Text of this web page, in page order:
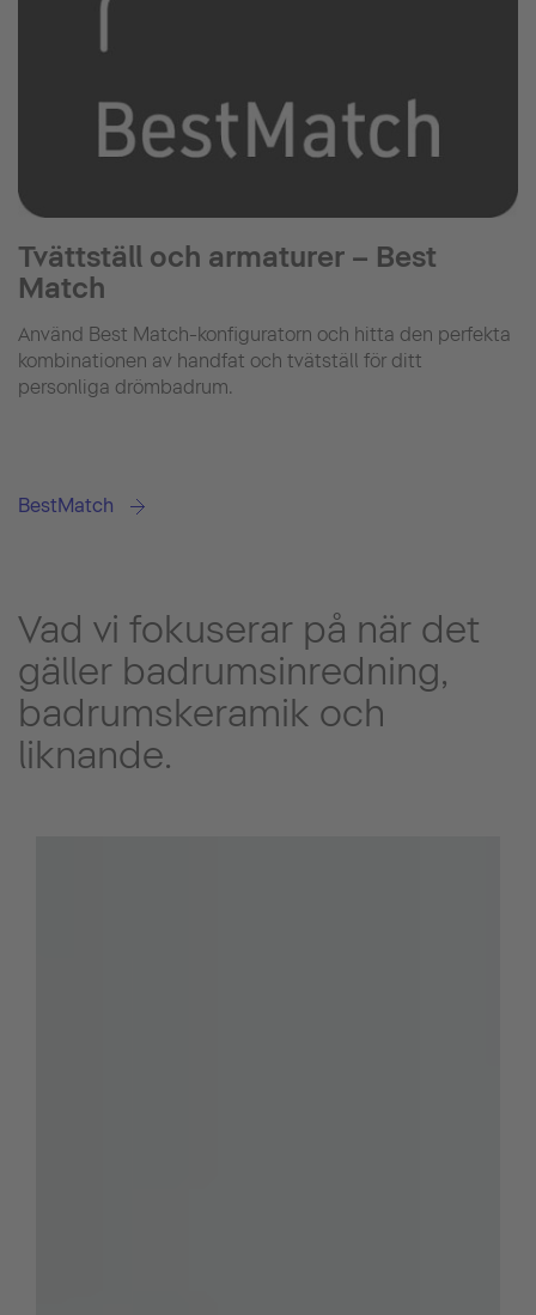
Tvättställ och armaturer – Best
Match
Använd Best Match-konfiguratorn och hitta den perfekta
kombinationen av handfat och tvätställ för ditt
personliga drömbadrum.
BestMatch
Vad vi fokuserar på när det
gäller badrumsinredning,
badrumskeramik och
liknande.